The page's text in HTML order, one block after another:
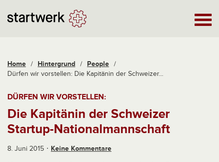
Home / Hintergrund / People /
Dürfen wir vorstellen: Die Kapitänin der Schweizer...
DÜRFEN WIR VORSTELLEN:
Die Kapitänin der Schweizer
Startup-Nationalmannschaft
8. Juni 2015 Keine Kommentare